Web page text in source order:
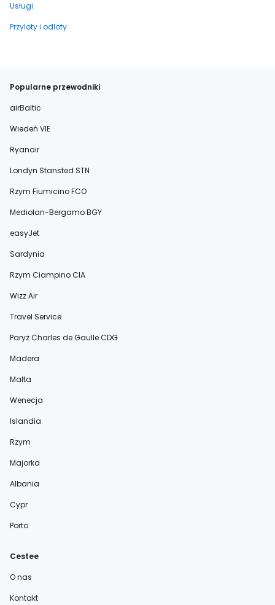
Usługi
Przyloty i odloty
Popularne przewodniki
airBaltic
Wiedeń VIE
Ryanair
Londyn Stansted STN
Rzym Fiumicino FCO
Mediolan-Bergamo BGY
easyJet
Sardynia
Rzym Ciampino CIA
Wizz Air
Travel Service
Paryż Charles de Gaulle CDG
Madera
Malta
Wenecja
Islandia
Rzym
Majorka
Albania
Cypr
Porto
Cestee
O nas
Kontakt